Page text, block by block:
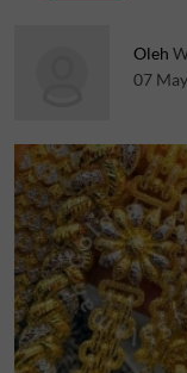
Oleh
07